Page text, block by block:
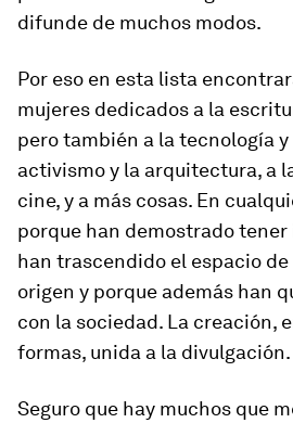
difunde de muchos modos.
Por eso en esta lista
mujeres dedicados a la
pero también a la tecnología y
activismo y la arquitectura, a
cine, y a más cosas. En
porque han demostrado
han trascendido el espacio de
origen y porque además han
con la sociedad. La creación,
formas, unida a la divulgación.
Seguro que hay muchos que